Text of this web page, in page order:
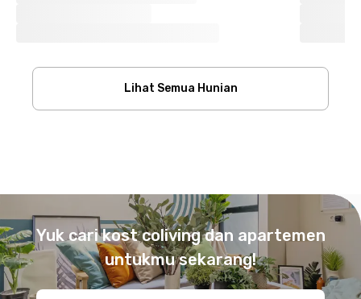
Lihat Semua Hunian
Yuk cari kost coliving dan apartemen
untukmu sekarang!